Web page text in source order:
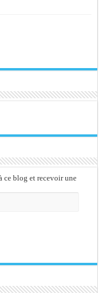
ce blog et recevoir une